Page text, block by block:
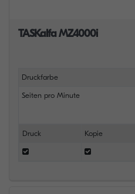
TASKalfa MZ4000i
Druckfarbe
Seiten pro Minute
Druck Kopie